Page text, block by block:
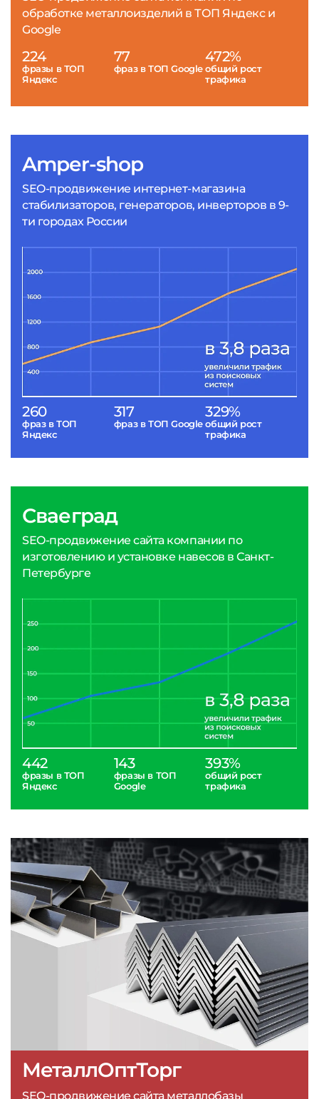
Amper-shop
SEO-продвижение интернет-магазина
стабилизаторов, генераторов, инверторов в 9-
ти городах России
260
фраз в ТОП
Яндекс
317
фраз в ТОП Google
329%
общий рост
трафика
МеталлОптТорг
SEO-продвижение сайта металлобазы
обработке металлоизделий в ТОП Яндекс и
Google
224
фразы в ТОП
Яндекс
77
фраз в ТОП Google
472%
общий рост
трафика
Сваеград
SEO-продвижение сайта компании по
изготовлению и установке навесов в Санкт-
Петербурге
442
фразы в ТОП
Яндекс
143
фразы в ТОП
Google
393%
общий рост
трафика